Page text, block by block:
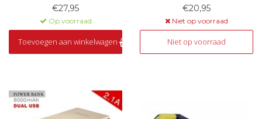
€27,95
Op voorraad
Toevoegen aan winkelwagen
€20,95
Niet op voorraad
Niet op voorraad